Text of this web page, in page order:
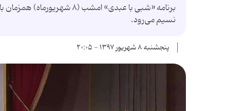
برنامه «شبی با عبدی»
نسیم می‌رود.
پنجشنبه ۸ شهریور ۱۳۹۷ - ۲۰:۰۵